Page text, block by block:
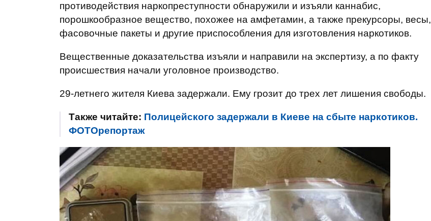
противодействия наркопреступности обнаружили и изъяли каннабис,
порошкообразное вещество, похожее на амфетамин, а также прекурсоры, весы,
фасовочные пакеты и другие приспособления для изготовления наркотиков.
Вещественные доказательства изъяли и направили на экспертизу, а по факту
происшествия начали уголовное производство.
29-летнего жителя Киева задержали. Ему грозит до трех лет лишения свободы.
Также читайте: Полицейского задержали в Киеве на сбыте наркотиков.
ФОТОрепортаж